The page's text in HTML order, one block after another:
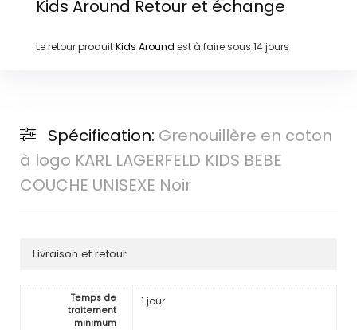
Kids Around Retour et échange
Le retour produitKids Around est à faire sous 14 jours
Spécification: Grenouillère en coton
à logo KARL LAGERFELD KIDS BEBE
COUCHE UNISEXE Noir
Livraison et retour
Temps de
traitement
minimum
1 jour